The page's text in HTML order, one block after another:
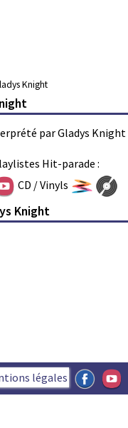
Knight
par Gladys
Hit-parade :
CD / Vinyls
Knight
légales